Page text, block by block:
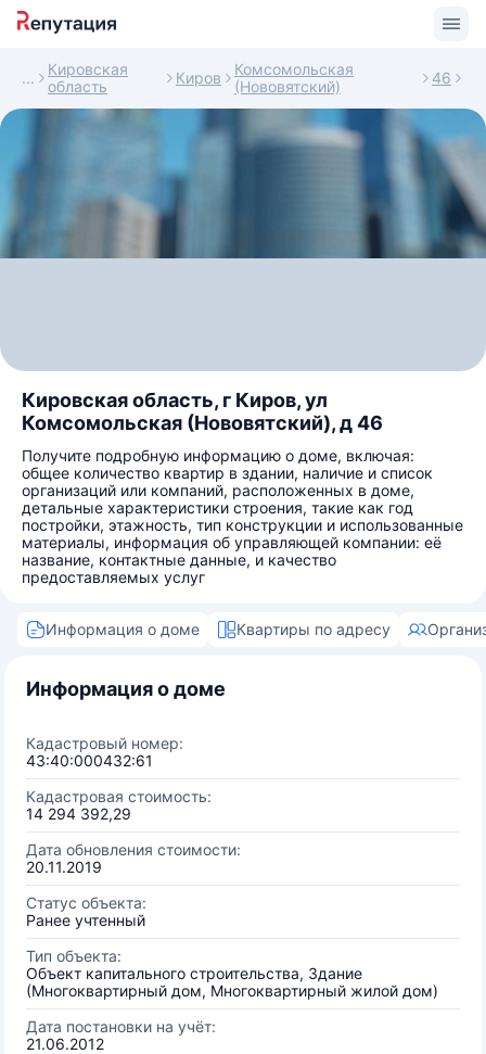
Кировская
область
Киров
Комсомольская
(Нововятский)
46
Кировская область, г Киров, ул
Комсомольская (Нововятский), д 46
Получите подробную информацию о доме, включая:
общее количество квартир в здании, наличие и список
организаций или компаний, расположенных в доме,
детальные характеристики строения, такие как год
постройки, этажность, тип конструкции и использованные
материалы, информация об управляющей компании: её
название, контактные данные, и качество
предоставляемых услуг
Информация о доме Квартиры по адресу
Информация о доме
Кадастровый номер:
43:40:000432:61
Кадастровая стоимость:
14 294 392,29
Дата обновления стоимости:
20.11.2019
Статус объекта:
Ранее учтенный
Тип объекта:
Объект капитального строительства, Здание
(Многоквартирный дом, Многоквартирный жилой дом)
Дата постановки на учёт:
21.06.2012